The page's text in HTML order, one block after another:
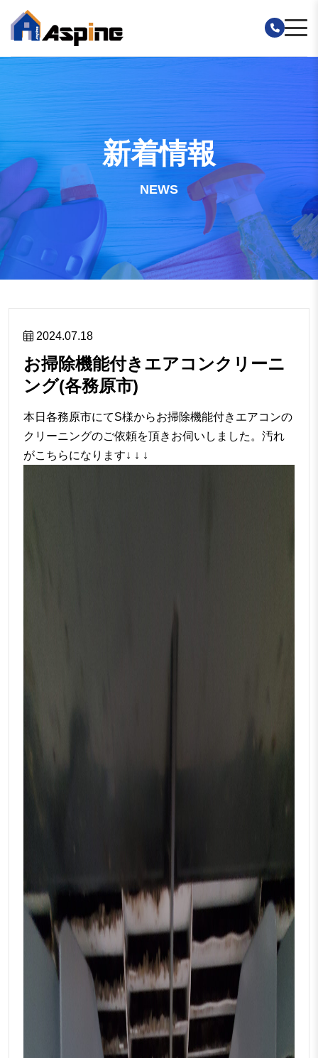
新着情報
NEWS
2024.07.18
お掃除機能付きエアコンクリーニ
ング(各務原市)
本日各務原市にてS様からお掃除機能付きエアコンの
クリーニングのご依頼を頂きお伺いしました。汚れ
がこちらになります↓ ↓ ↓